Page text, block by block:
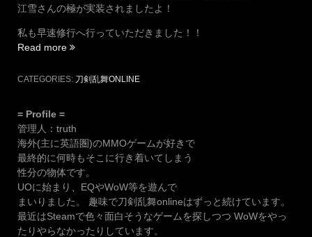
江雪さんの極が実装されましたよ！
私も早速修行へ行っていただきました！！
Read more “新
男
雪
左
文
字
が
実
装！”
CATEGORIES: 刀剣乱舞ONLINE
= Profile =
管理人：truth
海外(主に英語圏)のMMOゲームが好きで
最終的に何時もそこに行き着いてしまう
性分の物体です。
UOに始まり、EQやWoW等を遊んで
まいりました。 趣味で刀剣乱舞onlineはずっと続けています。
最近はSteamで色々面白そうなゲームを探しつつ WoWをやっ
たりやらなかったりしています。